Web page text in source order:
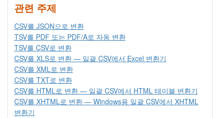
관련 주제
CSV를 JSON으로 변환
TSV를 PDF 또는 PDF/A로 자동 변환
TSV를 CSV로 변환
CSV를 XLS로 변환 — 일괄 CSV에서 Excel 변환기
CSV를 XML로 변환
CSV를 TXT로 변환
CSV를 HTML로 변환 — 일괄 CSV에서 HTML 테이블 변환기
CSV를 XHTML로 변환 — Windows용 일괄 CSV에서 XHTML
변환기